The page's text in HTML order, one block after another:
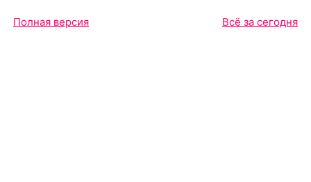
Полная версия Всё за сегодня